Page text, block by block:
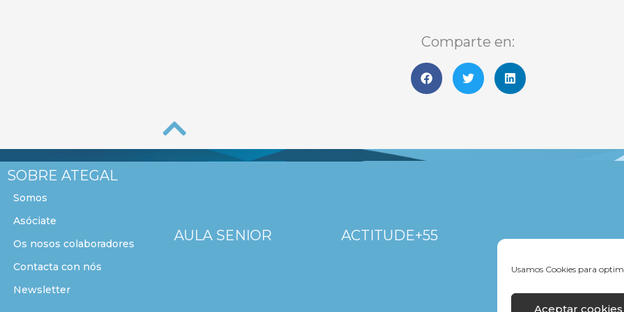
Usamos Cookies para
Aceptar cookies
Comparte en:
SOBRE ATEGAL
Somos
Asóciate
Os nosos colaboradores
Contacta con nós
Newsletter
AULA SENIOR ACTITUDE+55